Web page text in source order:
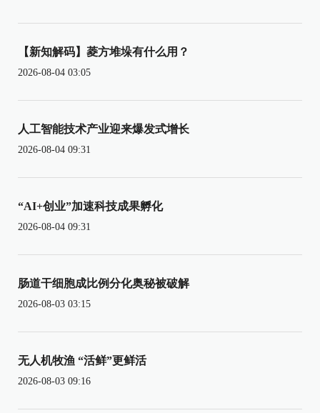
【新知解码】菱方堆垛有什么用？
2026-08-04 03:05
人工智能技术产业迎来爆发式增长
2026-08-04 09:31
“AI+创业”加速科技成果孵化
2026-08-04 09:31
肠道干细胞成比例分化奥秘被破解
2026-08-03 03:15
无人机牧渔 “活鲜”更鲜活
2026-08-03 09:16